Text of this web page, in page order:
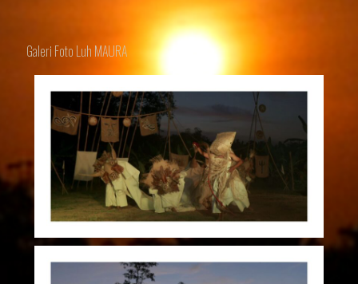
Galeri Foto Luh MAURA